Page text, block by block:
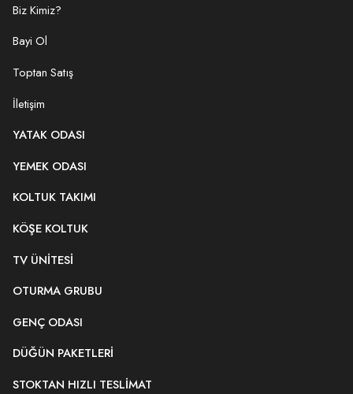
Biz Kimiz?
Bayi Ol
Toptan Satış
İletişim
YATAK ODASI
YEMEK ODASI
KOLTUK TAKIMI
KÖŞE KOLTUK
TV ÜNITESI
OTURMA GRUBU
GENÇ ODASI
DÜĞÜN PAKETLERI
STOKTAN HIZLI TESLIMAT